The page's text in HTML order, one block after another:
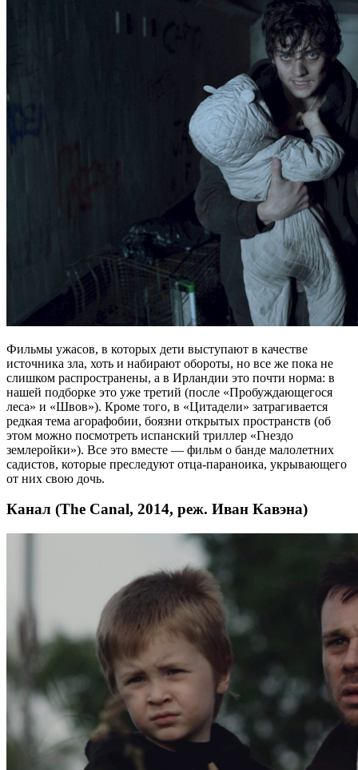
Фильмы ужасов, в которых дети выступают в качестве
источника зла, хоть и набирают обороты, но все же пока не
слишком распространены, а в Ирландии это почти норма: в
нашей подборке это уже третий (после «Пробуждающегося
леса» и «Швов»). Кроме того, в «Цитадели» затрагивается
редкая тема агорафобии, боязни открытых пространств (об
этом можно посмотреть испанский триллер «Гнездо
землеройки»). Все это вместе — фильм о банде малолетних
садистов, которые преследуют отца-параноика, укрывающего
от них свою дочь.
Канал (The Canal, 2014, реж. Иван Кавэна)